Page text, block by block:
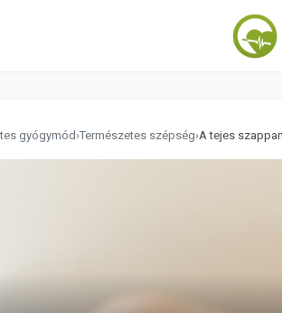
gyógymód›Természetes szépség›A tejes